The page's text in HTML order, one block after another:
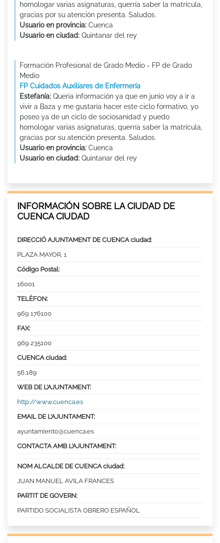
homologar varias asignaturas, querría saber la matrícula,
gracias por su atención presenta. Saludos.
Usuario en provincia: Cuenca
Usuario en ciudad: Quintanar del rey
Formación Profesional de Grado Medio - FP de Grado
Medio
FP Cuidados Auxiliares de Enfermería
Estefanía: Queria información ya que en junio voy a ir a
vivir a Baza y me gustaría hacer este ciclo formativo, yo
poseo ya de un ciclo de sociosanidad y puedo
homologar varias asignaturas, querría saber la matrícula,
gracias por su atención presenta. Saludos.
Usuario en provincia: Cuenca
Usuario en ciudad: Quintanar del rey
INFORMACIÓN SOBRE LA CIUDAD DE
CUENCA CIUDAD
DIRECCIÓ AJUNTAMENT DE CUENCA ciudad:
PLAZA MAYOR, 1
Código Postal:
16001
TELÈFON:
969 176100
FAX:
969 235100
CUENCA ciudad:
56,189
WEB DE L’AJUNTAMENT:
http://www.cuenca.es
EMAIL DE L’AJUNTAMENT:
ayuntamiento@cuenca.es
CONTACTA AMB L’AJUNTAMENT:
NOM ALCALDE DE CUENCA ciudad:
JUAN MANUEL AVILA FRANCES
PARTIT DE GOVERN:
PARTIDO SOCIALISTA OBRERO ESPAÑOL